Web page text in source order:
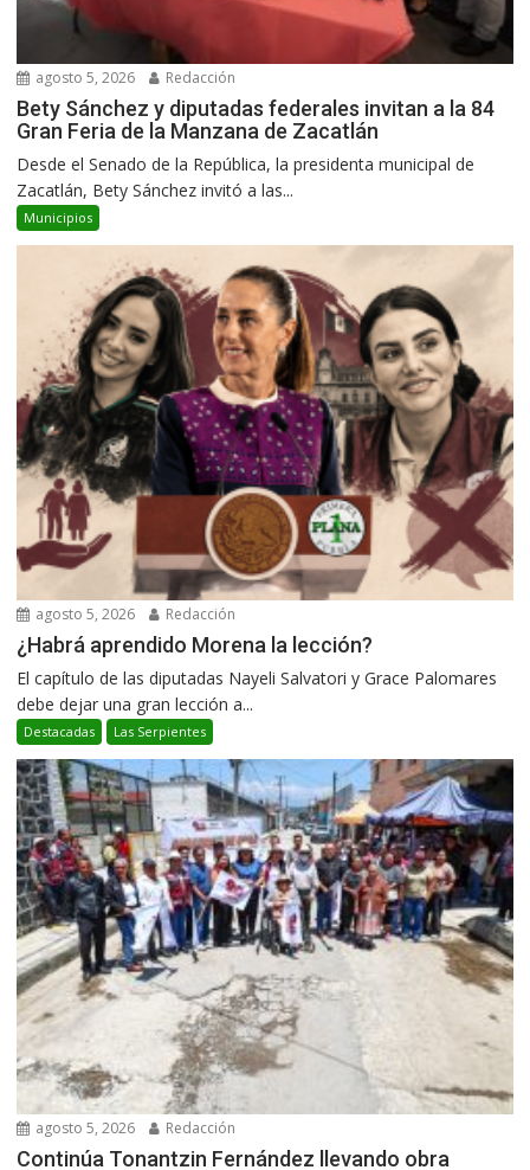
agosto 5, 2026 Redacción
Bety Sánchez y diputadas federales invitan a la 84
Gran Feria de la Manzana de Zacatlán
Desde el Senado de la República, la presidenta municipal de
Zacatlán, Bety Sánchez invitó a las...
Municipios
agosto 5, 2026 Redacción
¿Habrá aprendido Morena la lección?
El capítulo de las diputadas Nayeli Salvatori y Grace Palomares
debe dejar una gran lección a...
Destacadas Las Serpientes
agosto 5, 2026 Redacción
Continúa Tonantzin Fernández llevando obra